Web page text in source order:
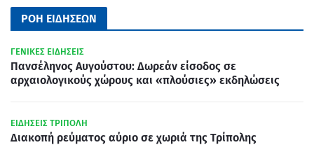
ΡΟΗ ΕΙΔΗΣΕΩΝ
ΓΕΝΙΚΕΣ ΕΙΔΗΣΕΙΣ
Πανσέληνος Αυγούστου: Δωρεάν είσοδος σε
αρχαιολογικούς χώρους και «πλούσιες» εκδηλώσεις
ΕΙΔΗΣΕΙΣ ΤΡΙΠΟΛΗ
Διακοπή ρεύματος αύριο σε χωριά της Τρίπολης